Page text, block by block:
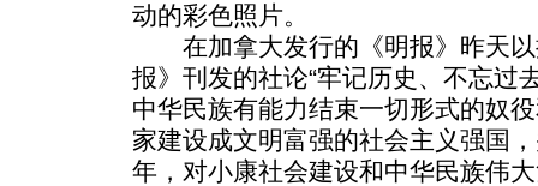
动的彩色照片。
在加拿大发行的《明报》昨天以
报》刊发的社论“牢记历史、不忘过
中华民族有能力结束一切形式的奴
家建设成文明富强的社会主义强国
年，对小康社会建设和中华民族伟